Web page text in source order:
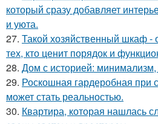
который сразу добавляет
и уюта.
27. Такой хозяйственный шкаф -
тех, кто ценит порядок и
28. Дом с историей: минимализм,
29. Роскошная гардеробная при
может стать реальностью.
30. Квартира, которая нашлась